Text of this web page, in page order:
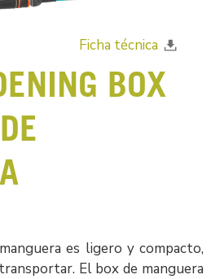
BOX
es ligero y compacto,
El box de manguera
Ficha técnica